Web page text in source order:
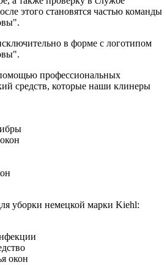
этого становятся частью команды
в форме с логотипом
профессиональных
средств, которые наши клинеры
уборки немецкой марки Kiehl:
окон